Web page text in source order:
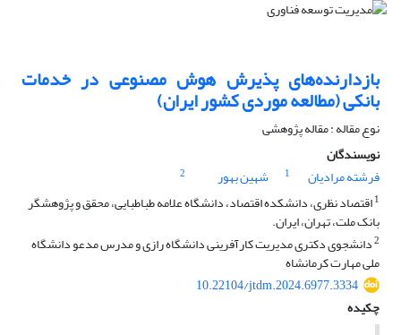
بازدارنده‌های پذیرش هوش مصنوعی در خدمات
بانکی (مطالعه موردی کشور ایران)
نوع مقاله : مقاله پژوهشی
نویسندگان
فرشته مرادیان
1 شهین بهور
2
1اقتصاد نظری، دانشکده اقتصاد، دانشگاه علامه طباطبایی، محقق و پژوهشگر
بانک ملت، تهران، ایران.
2دانشجوی دکتری مدیریت کارآفرینی دانشگاه رازی و مدرس مدعو دانشگاه
ملی مهارت کرمانشاه
10.22104/jtdm.2024.6977.3334
چکیده